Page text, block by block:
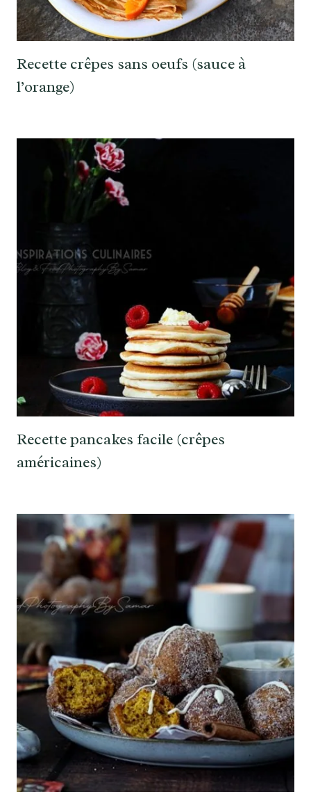
Recette crêpes sans oeufs (sauce à
l’orange)
Recette pancakes facile (crêpes
américaines)